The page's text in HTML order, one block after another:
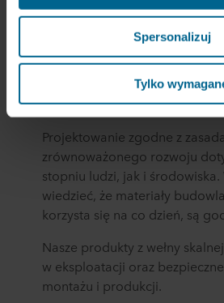
społecznościowych i zewnętrznych
naszych stronach
korzystaniu z naszych witryn
ujawniane naszym partnerom
społecznościowymi, reklamą i
biznesowi mogą łączyć te dane z
które zostały im przekazane w
zebrali w ramach korzystania z ich
mieć siedzibę w
między innymi w Stanach
pliki cookie przyjmujesz do
danych oraz fakt, że poziom
może nie być taki sam jak w UE/
Poniżej można znaleźć więcej
gromadzenia informacji, ogólne
Spersonalizuj
Tylko
Bezpieczna obsługa i
eksploatacja
Projektowanie zgodne z
zrównoważonego rozwoju
stopniu ludzi, jak i środowiska.
wiedzieć, że materiały
korzysta się na co dzień, są
Nasze produkty z wełny
w eksploatacji oraz
montażu i produkcji.